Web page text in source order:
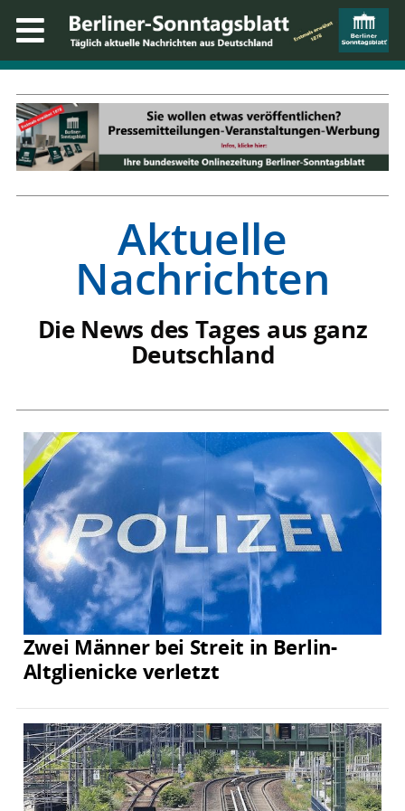
Aktuelle
Nachrichten
Die News des Tages aus ganz
Deutschland
Zwei Männer bei Streit in Berlin-
Altglienicke verletzt